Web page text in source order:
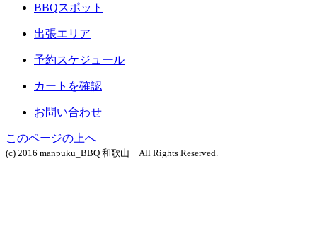
BBQスポット
出張エリア
予約スケジュール
カートを確認
お問い合わせ
このページの上へ
(c) 2016 manpuku_BBQ 和歌山 All Rights Reserved.